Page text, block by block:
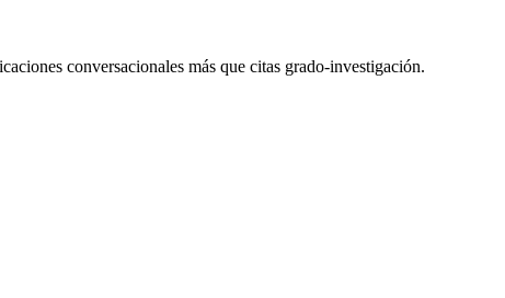
conversacionales más que citas grado-investigación.